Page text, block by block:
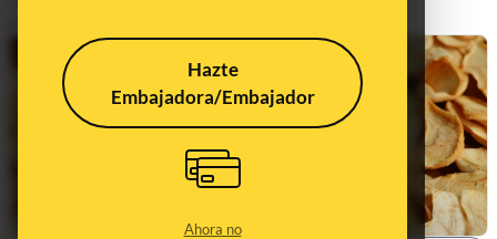
Hazte
Embajadora/Embajador
Ahora no